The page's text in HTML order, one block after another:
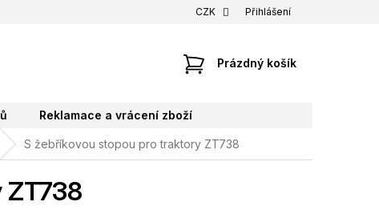
CZK Přihlášení
NÁKUPNÍ
Prázdný košík
Reklamace a vrácení zboží
S žebříkovou stopou pro traktory ZT738